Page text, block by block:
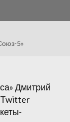
5»
Дмитрий
Twitter